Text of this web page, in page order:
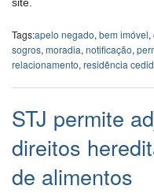
Tags:apelo negado, bem imóvel,
sogros, moradia, notificação,
relacionamento, residência
STJ permite
direitos
de alimentos